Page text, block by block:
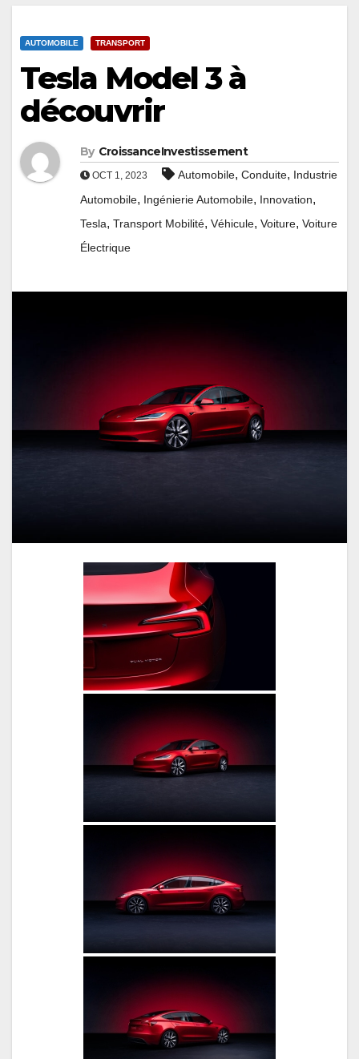
AUTOMOBILE TRANSPORT
Tesla Model 3 à
découvrir
By CroissanceInvestissement
OCT 1, 2023 Automobile, Conduite, Industrie
Automobile, Ingénierie Automobile, Innovation,
Tesla, Transport Mobilité, Véhicule, Voiture, Voiture
Électrique